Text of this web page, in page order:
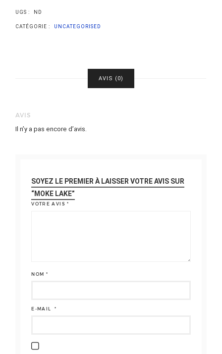
UGS : ND
CATÉGORIE : UNCATEGORISED
AVIS (0)
AVIS
Il n’y a pas encore d’avis.
SOYEZ LE PREMIER À LAISSER VOTRE AVIS SUR
“MOKE LAKE”
VOTRE AVIS*
NOM *
E-MAIL*